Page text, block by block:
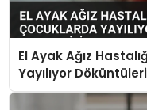
El Ayak Ağız
Yayılıyor